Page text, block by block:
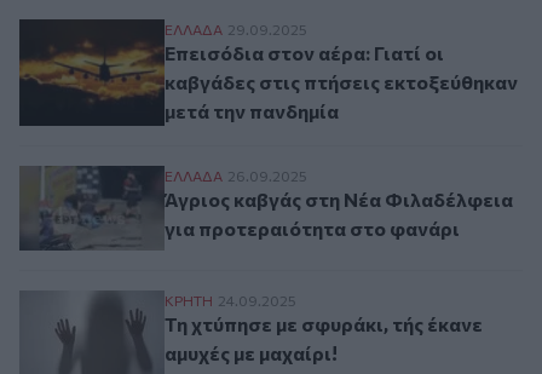
Επεισόδια στον αέρα: Γιατί οι καβγάδες
ΕΛΛAΔΑ 29.09.2025
Επεισόδια στον αέρα: Γιατί οι
καβγάδες στις πτήσεις εκτοξεύθηκαν
μετά την πανδημία
Άγριος καβγάς στη Νέα Φιλαδέλφεια για
ΕΛΛAΔΑ 26.09.2025
Άγριος καβγάς στη Νέα Φιλαδέλφεια
για προτεραιότητα στο φανάρι
Τη χτύπησε με σφυράκι, τής έκανε αμυχές
ΚΡΗΤΗ 24.09.2025
Τη χτύπησε με σφυράκι, τής έκανε
αμυχές με μαχαίρι!